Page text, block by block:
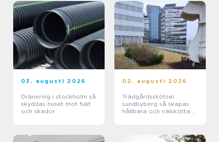
03. augusti 2026
Dränering i stockholm så
skyddas huset mot fukt
och skador
02. augusti 2026
Trädgårdsskötsel
sundbyberg så skapas
hållbara och välskötta